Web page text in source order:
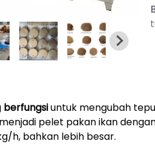
berfungsiuntuk mengubah
pelet pakan ikan
h, bahkan lebih besar.